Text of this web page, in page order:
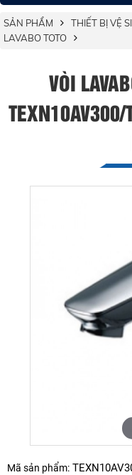
SẢN PHẨM THIẾT BỊ VỆ
LAVABO TOTO
VÒI
TEXN10AV300/
Mã sản phẩm: